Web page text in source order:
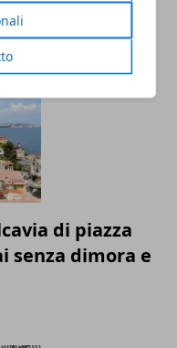
di piazza
senza dimora e